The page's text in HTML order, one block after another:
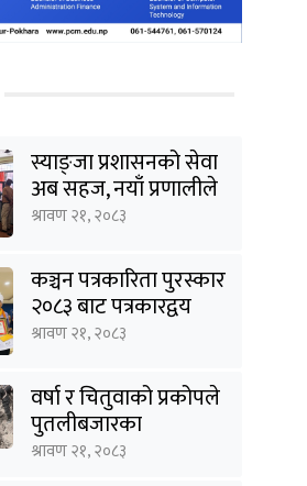
स्याङ्जा प्रशासनको सेवा
अब सहज, नयाँ प्रणालीले
घटायो लाइन र झन्झट
श्रावण २१, २०८३
कञ्चन पत्रकारिता पुरस्कार
२०८३ बाट पत्रकारद्वय
सारु र जिटी सम्मानित
श्रावण २१, २०८३
वर्षा र चितुवाको प्रकोपले
पुतलीबजारका
किसानलाई दोहोरो मार
श्रावण २१, २०८३